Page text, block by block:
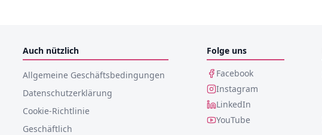
Auch nützlich
Allgemeine Geschäftsbedingungen
Datenschutzerklärung
Cookie-Richtlinie
Geschäftlich
Folge uns
Facebook
Instagram
LinkedIn
YouTube